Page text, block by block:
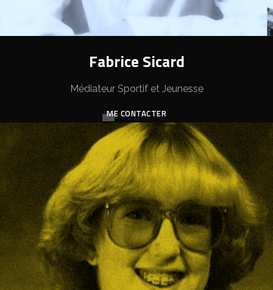
Fabrice Sicard
Médiateur Sportif et Jeunesse
ME CONTACTER